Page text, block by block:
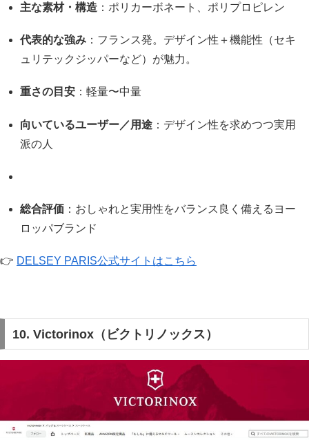
主な素材・構造 ：ポリカーボネート、ポリプロピレン
代表的な強み ：フランス発。デザイン性＋機能性（セキ
ュリテックジッパーなど）が魅力。
重さの目安 ：軽量〜中量
向いているユーザー／用途 ：デザイン性を求めつつ実用
派の人
総合評価 ：おしゃれと実用性をバランス良く備えるヨー
ロッパブランド
👉 DELSEY PARIS公式サイトはこちら
10. Victorinox（ビクトリノックス）